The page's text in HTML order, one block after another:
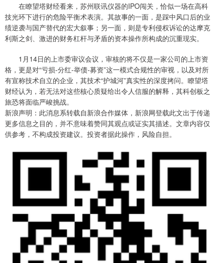
在瞭望塔财经看来，苏州联讯仪器的IPO闯关，恰似一场在高科
技光环下进行的危险平衡术表演。其故事的一面，是踩中风口后的业
绩逆袭与国产替代的宏大叙事；另一面，则是专利侵权诉讼的达摩克
利斯之剑、激进的财务杠杆与矛盾的资本操作所构成的沉重现实。
1月14日的上市委审议会议，审核的将不仅是一家公司的上市资
格，更是对“亏损-分红-举债-募资”这一模式合规性的审视，以及对所
有宣称技术自立的企业，其技术“护城河”真实性的深度拷问。瞭望塔
财经认为，若无法对这些核心质疑给出令人信服的解释，其科创板之
旅恐将面临严峻挑战。
新浪声明：此消息系转载自新浪合作媒体，新浪网登载此文出于传递
更多信息之目的，并不意味着赞同其观点或证实其描述。文章内容仅
供参考，不构成投资建议。投资者据此操作，风险自担。